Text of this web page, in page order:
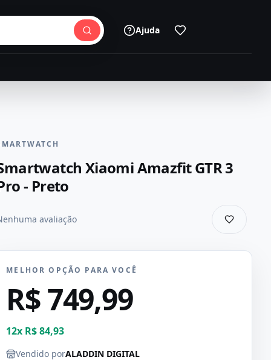
Ajuda
Xiaomi Amazfit GTR 3
- Preto
avaliação
MELHOR OPÇÃO PARA VOCÊ
R$ 749,99
12x R$ 84,93
Vendido porALADDIN DIGITAL